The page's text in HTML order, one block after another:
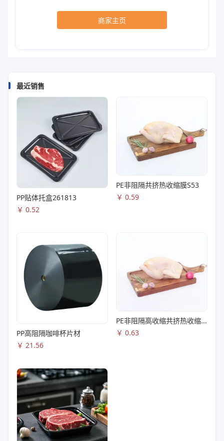
商家主页
最近销售
PP贴体托盒261813
￥ 0.52
PE非阻隔共挤热收缩膜S53
￥ 0.59
PP高阻隔咖啡杯片材
￥ 21.56
PE非阻隔高收缩共挤热收缩膜S83
￥ 0.63